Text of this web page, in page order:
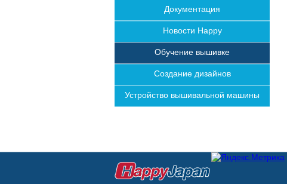
Документация
Новости Happy
Обучение вышивке
Создание дизайнов
Устройство вышивальной машины